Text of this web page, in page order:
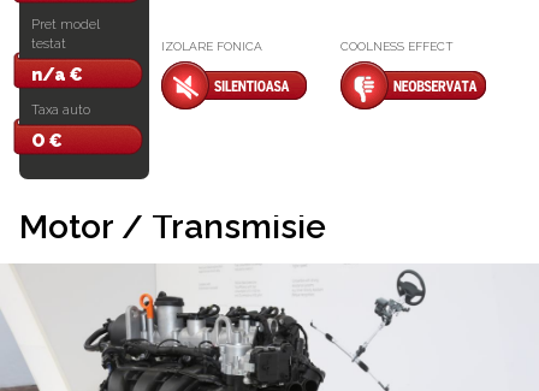
Pret model
testat
n/a €
Taxa auto
O €
IZOLARE FONICA COOLNESS EFFECT
Motor / Transmisie